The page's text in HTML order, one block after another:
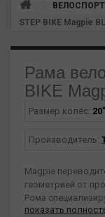
ВЕЛОСПОРТ
STEP BIKE Magpie BL
Рама
BIKE
Размер колёс: 20"
Производитель:
Magpie
геометрией от
Рома
рискует. Его
показать